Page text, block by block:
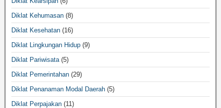
Diklat Kehumasan (8)
Diklat Kesehatan (16)
Diklat Lingkungan Hidup (9)
Diklat Pariwisata(5)
Diklat Pemerintahan (29)
Diklat Penanaman Modal Daerah (5)
Diklat Perpajakan (11)